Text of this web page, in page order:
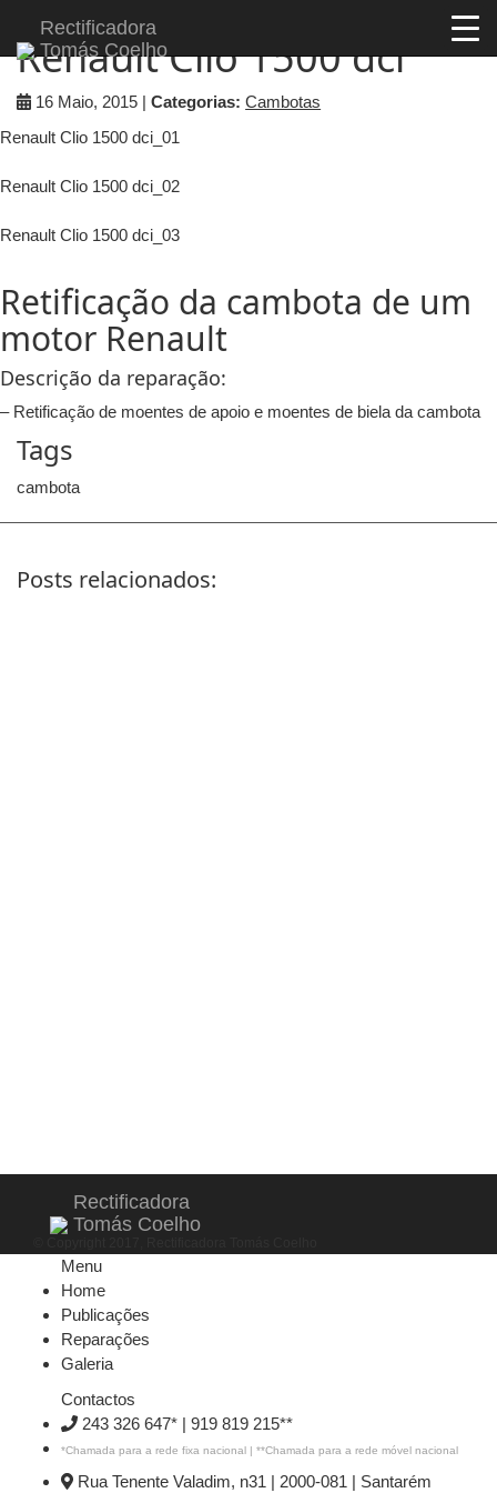
Rectificadora
Tomás Coelho
Renault Clio 1500 dci
16 Maio, 2015 |Categorias:Cambotas
Renault Clio 1500 dci_01
Renault Clio 1500 dci_02
Renault Clio 1500 dci_03
Retificação da cambota de um
motor Renault
Descrição da reparação:
– Retificação de moentes de apoio e moentes de biela da cambota
Tags
cambota
Posts relacionados:
Rectificadora
Tomás Coelho
Menu
Home
Publicações
Reparações
Galeria
Contactos
243 326 647* | 919 819 215**
*Chamada para a rede fixa nacional | **Chamada para a rede móvel nacional
Rua Tenente Valadim, n31 | 2000-081 | Santarém